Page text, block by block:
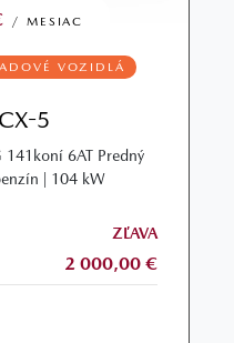
/ MESIAC
VOZIDLÁ
5
6AT Predný
| 104 kW
ZĽAVA
2 000,00 €